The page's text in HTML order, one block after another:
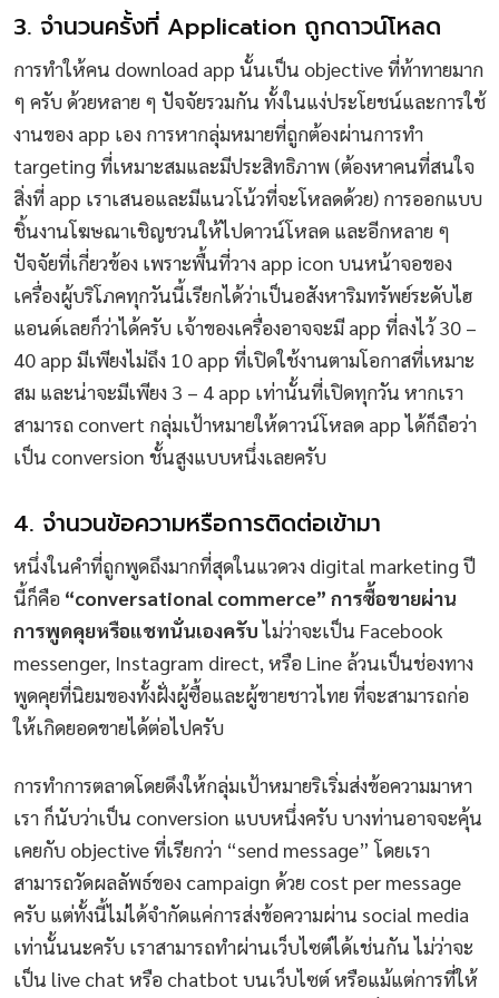
3. จำนวนครั้งที่ Application ถูกดาวน์โหลด
การทำให้คน download app นั้นเป็น objective ที่ท้าทายมาก
ๆ ครับ ด้วยหลาย ๆ ปัจจัยรวมกัน ทั้งในแง่ประโยชน์และการใช้
งานของ app เอง การหากลุ่มหมายที่ถูกต้องผ่านการทำ
targeting ที่เหมาะสมและมีประสิทธิภาพ (ต้องหาคนที่สนใจ
สิ่งที่ app เราเสนอและมีแนวโน้วที่จะโหลดด้วย) การออกแบบ
ชิ้นงานโฆษณาเชิญชวนให้ไปดาวน์โหลด และอีกหลาย ๆ
ปัจจัยที่เกี่ยวข้อง เพราะพื้นที่วาง app icon บนหน้าจอของ
เครื่องผู้บริโภคทุกวันนี้เรียกได้ว่าเป็นอสังหาริมทรัพย์ระดับไฮ
แอนด์เลยก็ว่าได้ครับ เจ้าของเครื่องอาจจะมี app ที่ลงไว้ 30 –
40 app มีเพียงไม่ถึง 10 app ที่เปิดใช้งานตามโอกาสที่เหมาะ
สม และน่าจะมีเพียง 3 – 4 app เท่านั้นที่เปิดทุกวัน หากเรา
สามารถ convert กลุ่มเป้าหมายให้ดาวน์โหลด app ได้ก็ถือว่า
เป็น conversion ชั้นสูงแบบหนึ่งเลยครับ
4. จำนวนข้อความหรือการติดต่อเข้ามา
หนึ่งในคำที่ถูกพูดถึงมากที่สุดในแวดวง digital marketing ปี
นี้ก็คือ “conversational commerce” การซื้อขายผ่าน
การพูดคุยหรือแชทนั่นเองครับไม่ว่าจะเป็น Facebook
messenger, Instagram direct, หรือ Line ล้วนเป็นช่องทาง
พูดคุยที่นิยมของทั้งฝั่งผู้ซื้อและผู้ขายชาวไทย ที่จะสามารถก่อ
ให้เกิดยอดขายได้ต่อไปครับ
การทำการตลาดโดยดึงให้กลุ่มเป้าหมายริเริ่มส่งข้อความมาหา
เรา ก็นับว่าเป็น conversion แบบหนึ่งครับ บางท่านอาจจะคุ้น
เคยกับ objective ที่เรียกว่า “send message” โดยเรา
สามารถวัดผลลัพธ์ของ campaign ด้วย cost per message
ครับ แต่ทั้งนี้ไม่ได้จำกัดแค่การส่งข้อความผ่าน social media
เท่านั้นนะครับ เราสามารถทำผ่านเว็บไซต์ได้เช่นกัน ไม่ว่าจะ
เป็น live chat หรือ chatbot บนเว็บไซต์ หรือแม้แต่การที่ให้